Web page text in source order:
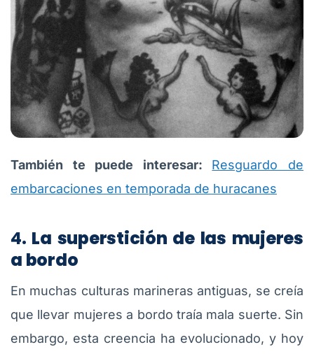
También te puede interesar: Resguardo de
embarcaciones en temporada de huracanes
4. La superstición de las mujeres
a bordo
En muchas culturas marineras antiguas, se creía
que llevar mujeres a bordo traía mala suerte. Sin
embargo, esta creencia ha evolucionado, y hoy